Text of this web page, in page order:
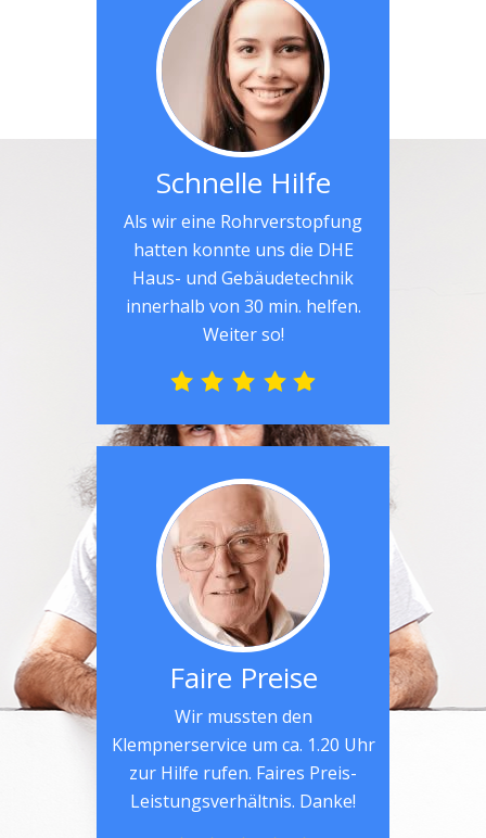
Schnelle Hilfe
Als wir eine Rohrverstopfung
hatten konnte uns die DHE
Haus- und Gebäudetechnik
innerhalb von 30 min. helfen.
Weiter so!
Faire Preise
Wir mussten den
Klempnerservice um ca. 1.20 Uhr
zur Hilfe rufen. Faires Preis-
Leistungsverhältnis. Danke!